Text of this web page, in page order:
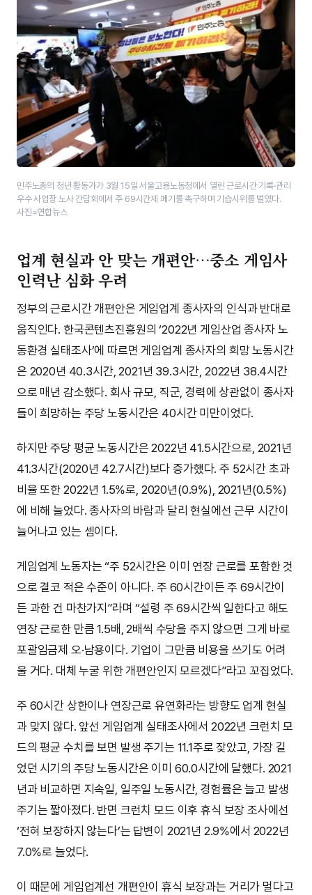
민주노총의 청년 활동가가 3월 15일 서울고용노동청에서 열린 근로시간 기록·관리
우수 사업장 노사 간담회에서 주 69시간제 폐기를 촉구하며 기습시위를 벌였다.
사진=연합뉴스
업계 현실과 안 맞는 개편안…중소 게임사
인력난 심화 우려
정부의 근로시간 개편안은 게임업계 종사자의 인식과 반대로
움직인다. 한국콘텐츠진흥원의 ‘2022년 게임산업 종사자 노
동환경 실태조사’에 따르면 게임업계 종사자의 희망 노동시간
은 2020년 40.3시간, 2021년 39.3시간, 2022년 38.4시간
으로 매년 감소했다. 회사 규모, 직군, 경력에 상관없이 종사자
들이 희망하는 주당 노동시간은 40시간 미만이었다.
하지만 주당 평균 노동시간은 2022년 41.5시간으로, 2021년
41.3시간(2020년 42.7시간)보다 증가했다. 주 52시간 초과
비율 또한 2022년 1.5%로, 2020년(0.9%), 2021년(0.5%)
에 비해 늘었다. 종사자의 바람과 달리 현실에선 근무 시간이
늘어나고 있는 셈이다.
게임업계 노동자는 “주 52시간은 이미 연장 근로를 포함한 것
으로 결코 적은 수준이 아니다. 주 60시간이든 주 69시간이
든 과한 건 마찬가지”라며 “설령 주 69시간씩 일한다고 해도
연장 근로한 만큼 1.5배, 2배씩 수당을 주지 않으면 그게 바로
포괄임금제 오·남용이다. 기업이 그만큼 비용을 쓰기도 어려
울 거다. 대체 누굴 위한 개편안인지 모르겠다”라고 꼬집었다.
주 60시간 상한이나 연장근로 유연화라는 방향도 업계 현실
과 맞지 않다. 앞선 게임업계 실태조사에서 2022년 크런치 모
드의 평균 수치를 보면 발생 주기는 11.1주로 잦았고, 가장 길
었던 시기의 주당 노동시간은 이미 60.0시간에 달했다. 2021
년과 비교하면 지속일, 일주일 노동시간, 경험률은 늘고 발생
주기는 짧아졌다. 반면 크런치 모드 이후 휴식 보장 조사에선
‘전혀 보장하지 않는다’는 답변이 2021년 2.9%에서 2022년
7.0%로 늘었다.
이 때문에 게임업계선 개편안이 휴식 보장과는 거리가 멀다고